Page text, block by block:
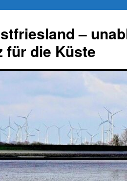
–
für die Küste